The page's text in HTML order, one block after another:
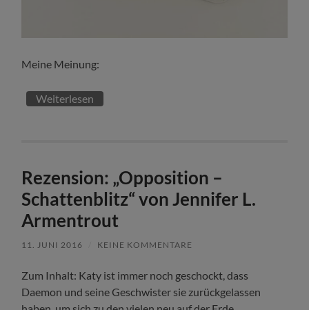
Meine Meinung:
Weiterlesen
Rezension: „Opposition –
Schattenblitz“ von Jennifer L.
Armentrout
11. JUNI 2016 KEINE KOMMENTARE
Zum Inhalt: Katy ist immer noch geschockt, dass
Daemon und seine Geschwister sie zurückgelassen